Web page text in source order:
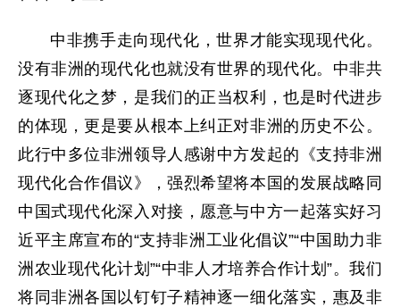
中非携手走向现代化，世界才能实现现代化。
没有非洲的现代化也就没有世界的现代化。中非共
逐现代化之梦，是我们的正当权利，也是时代进步
的体现，更是要从根本上纠正对非洲的历史不公。
此行中多位非洲领导人感谢中方发起的《支持非洲
现代化合作倡议》，强烈希望将本国的发展战略同
中国式现代化深入对接，愿意与中方一起落实好习
近平主席宣布的“支持非洲工业化倡议”“中国助力非
洲农业现代化计划”“中非人才培养合作计划”。我们
将同非洲各国以钉钉子精神逐一细化落实，惠及非